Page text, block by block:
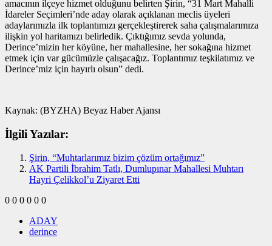
amacının ilçeye hizmet olduğunu belirten Şirin, “31 Mart Mahalli
İdareler Seçimleri’nde aday olarak açıklanan meclis üyeleri
adaylarımızla ilk toplantımızı gerçekleştirerek saha çalışmalarımıza
ilişkin yol haritamızı belirledik. Çıktığımız sevda yolunda,
Derince’mizin her köyüne, her mahallesine, her sokağına hizmet
etmek için var gücümüzle çalışacağız. Toplantımız teşkilatımız ve
Derince’miz için hayırlı olsun” dedi.
Kaynak: (BYZHA) Beyaz Haber Ajansı
İlgili Yazılar:
Şirin, “Muhtarlarımız bizim çözüm ortağımız”
AK Partili İbrahim Tatlı, Dumlupınar Mahallesi Muhtarı
Hayri Çelikkol’u Ziyaret Etti
0 0 0 0 0 0
ADAY
derince